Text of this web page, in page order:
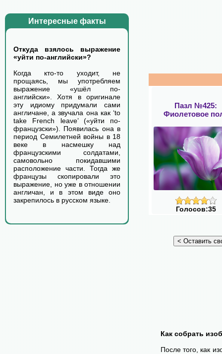
Интересные факты
Откуда взялось выражение
«уйти по-английски»?
Когда кто-то уходит, не
прощаясь, мы употребляем
выражение «ушёл по-
английски». Хотя в оригинале
эту идиому придумали сами
англичане, а звучала она как ‘to
take French leave’ («уйти по-
французски»). Появилась она в
период Семилетней войны в 18
веке в насмешку над
французскими солдатами,
самовольно покидавшими
расположение части. Тогда же
французы скопировали это
выражение, но уже в отношении
англичан, и в этом виде оно
закрепилось в русском языке.
Пазл №425:
Фиолетовое
Голосов:35
Как собрать
После того, как